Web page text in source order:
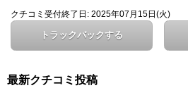
クチコミ受付終了日: 2025年07月15日(火)
トラックバックする
最新クチコミ投稿